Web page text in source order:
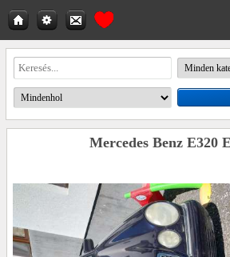
Mercedes Benz E320